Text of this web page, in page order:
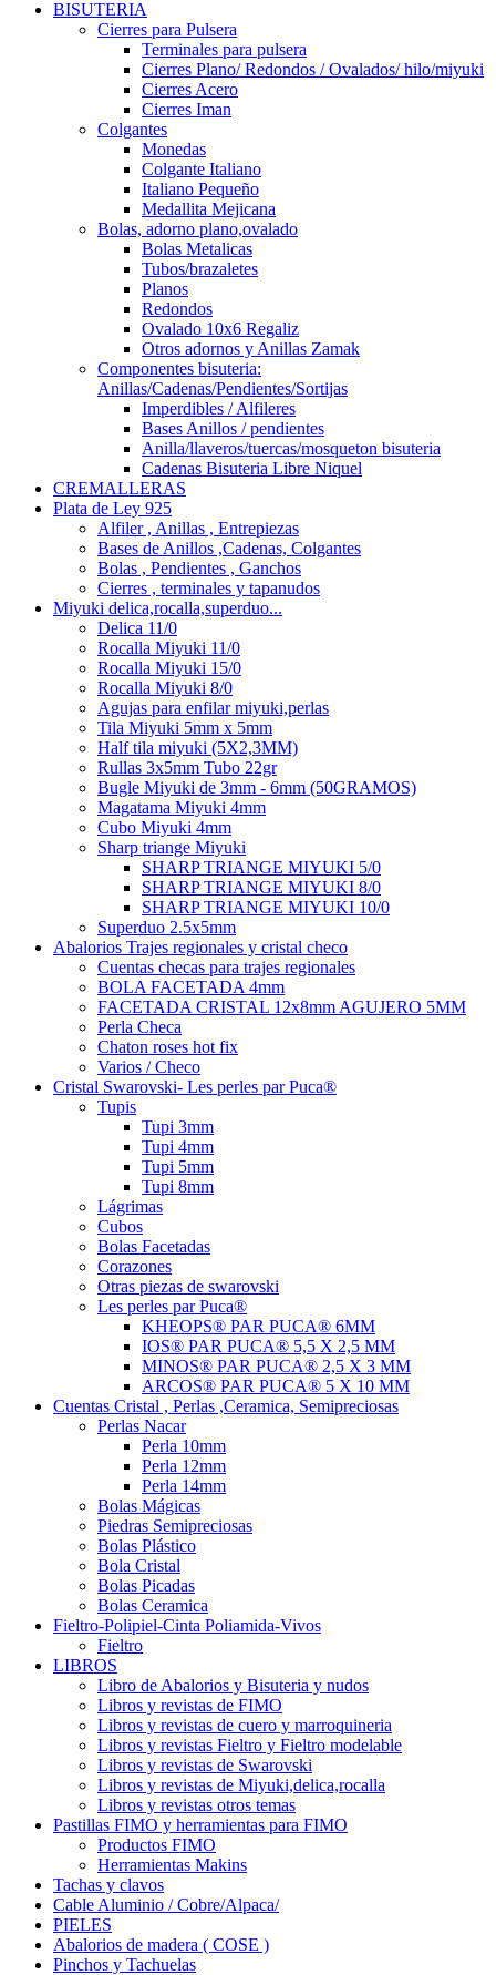
BISUTERIA
Cierres para Pulsera
Terminales para pulsera
Cierres Plano/ Redondos / Ovalados/ hilo/miyuki
Cierres Acero
Cierres Iman
Colgantes
Monedas
Colgante Italiano
Italiano Pequeño
Medallita Mejicana
Bolas, adorno plano,ovalado
Bolas Metalicas
Tubos/brazaletes
Planos
Redondos
Ovalado 10x6 Regaliz
Otros adornos y Anillas Zamak
Componentes bisuteria:
Anillas/Cadenas/Pendientes/Sortijas
Imperdibles / Alfileres
Bases Anillos / pendientes
Anilla/llaveros/tuercas/mosqueton bisuteria
Cadenas Bisuteria Libre Niquel
CREMALLERAS
Plata de Ley 925
Alfiler , Anillas , Entrepiezas
Bases de Anillos ,Cadenas, Colgantes
Bolas , Pendientes , Ganchos
Cierres , terminales y tapanudos
Miyuki delica,rocalla,superduo...
Delica 11/0
Rocalla Miyuki 11/0
Rocalla Miyuki 15/0
Rocalla Miyuki 8/0
Agujas para enfilar miyuki,perlas
Tila Miyuki 5mm x 5mm
Half tila miyuki (5X2,3MM)
Rullas 3x5mm Tubo 22gr
Bugle Miyuki de 3mm - 6mm (50GRAMOS)
Magatama Miyuki 4mm
Cubo Miyuki 4mm
Sharp triange Miyuki
SHARP TRIANGE MIYUKI 5/0
SHARP TRIANGE MIYUKI 8/0
SHARP TRIANGE MIYUKI 10/0
Superduo 2.5x5mm
Abalorios Trajes regionales y cristal checo
Cuentas checas para trajes regionales
BOLA FACETADA 4mm
FACETADA CRISTAL 12x8mm AGUJERO 5MM
Perla Checa
Chaton roses hot fix
Varios / Checo
Cristal Swarovski- Les perles par Puca®
Tupis
Tupi 3mm
Tupi 4mm
Tupi 5mm
Tupi 8mm
Lágrimas
Cubos
Bolas Facetadas
Corazones
Otras piezas de swarovski
Les perles par Puca®
KHEOPS® PAR PUCA® 6MM
IOS® PAR PUCA® 5,5 X 2,5 MM
MINOS® PAR PUCA® 2,5 X 3 MM
ARCOS® PAR PUCA® 5 X 10 MM
Cuentas Cristal , Perlas ,Ceramica, Semipreciosas
Perlas Nacar
Perla 10mm
Perla 12mm
Perla 14mm
Bolas Mágicas
Piedras Semipreciosas
Bolas Plástico
Bola Cristal
Bolas Picadas
Bolas Ceramica
Fieltro-Polipiel-Cinta Poliamida-Vivos
Fieltro
LIBROS
Libro de Abalorios y Bisuteria y nudos
Libros y revistas de FIMO
Libros y revistas de cuero y marroquineria
Libros y revistas Fieltro y Fieltro modelable
Libros y revistas de Swarovski
Libros y revistas de Miyuki,delica,rocalla
Libros y revistas otros temas
Pastillas FIMO y herramientas para FIMO
Productos FIMO
Herramientas Makins
Tachas y clavos
Cable Aluminio / Cobre/Alpaca/
PIELES
Abalorios de madera ( COSE )
Pinchos y Tachuelas